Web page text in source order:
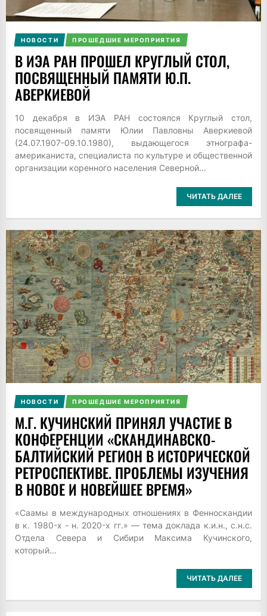
НОВОСТИ ПРОШЕДШИЕ МЕРОПРИЯТИЯ
В ИЭА РАН ПРОШЕЛ КРУГЛЫЙ СТОЛ,
ПОСВЯЩЕННЫЙ ПАМЯТИ Ю.П.
АВЕРКИЕВОЙ
10 декабря в ИЭА РАН состоялся Круглый стол,
посвященный памяти Юлии Павловны Аверкиевой
(24.07.1907-09.10.1980), выдающегося этнографа-
американиста, специалиста по культуре и общественной
организации коренного населения Северной...
ЧИТАТЬ ДАЛЕЕ
НОВОСТИ ПРОШЕДШИЕ МЕРОПРИЯТИЯ
М.Г. КУЧИНСКИЙ ПРИНЯЛ УЧАСТИЕ В
КОНФЕРЕНЦИИ «СКАНДИНАВСКО-
БАЛТИЙСКИЙ РЕГИОН В ИСТОРИЧЕСКОЙ
РЕТРОСПЕКТИВЕ. ПРОБЛЕМЫ ИЗУЧЕНИЯ
В НОВОЕ И НОВЕЙШЕЕ ВРЕМЯ»
«Саамы в международных отношениях в Фенноскандии
в к. 1980-х - н. 2020-х гг.» — тема доклада к.и.н., с.н.с.
Отдела Севера и Сибири Максима Кучинского,
который...
ЧИТАТЬ ДАЛЕЕ